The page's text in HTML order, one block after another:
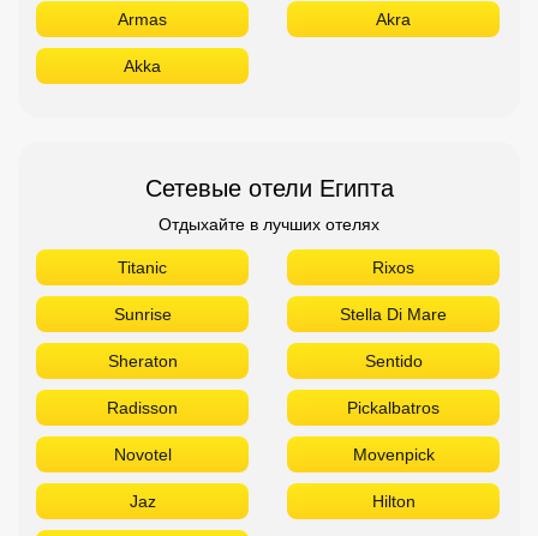
Armas Akra
Akka
Сетевые отели Египта
Отдыхайте в лучших отелях
Titanic Rixos
Sunrise Stella Di Mare
Sheraton Sentido
Radisson Pickalbatros
Novotel Movenpick
Jaz Hilton